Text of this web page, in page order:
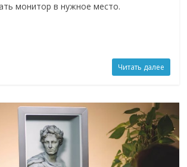
монитор в нужное место.
Читать далее